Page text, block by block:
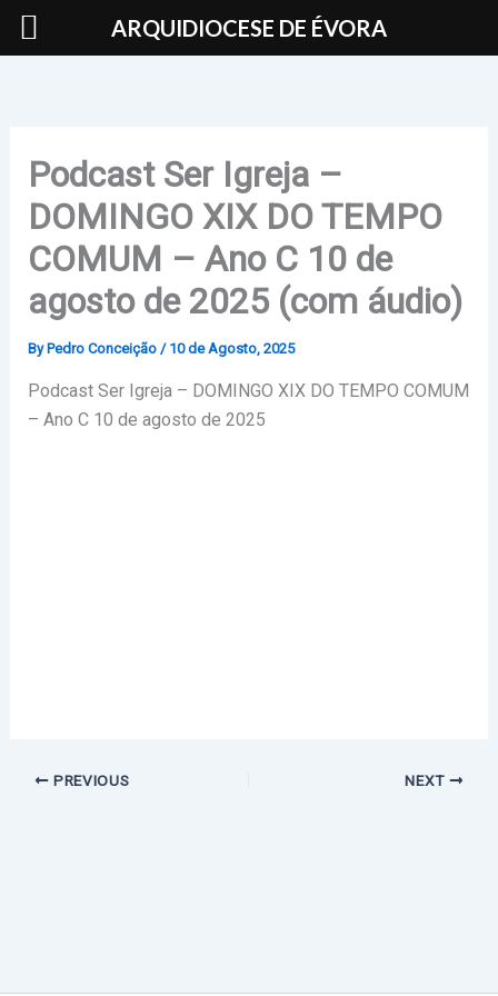
Skip
Podcast Ser Igreja –
DOMINGO XIX DO TEMPO
COMUM – Ano C 10 de
agosto de 2025 (com áudio)
By Pedro Conceição / 10 de Agosto, 2025
Podcast Ser Igreja – DOMINGO XIX DO TEMPO COMUM
– Ano C 10 de agosto de 2025
PREVIOUS NEXT
ARQUIDIOCESE DE ÉVORA